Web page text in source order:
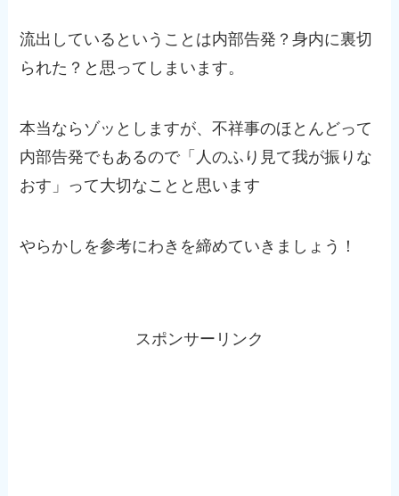
流出しているということは内部告発？身内に裏切
られた？と思ってしまいます。
本当ならゾッとしますが、不祥事のほとんどって
内部告発でもあるので「人のふり見て我が振りな
おす」って大切なことと思います
やらかしを参考にわきを締めていきましょう！
スポンサーリンク